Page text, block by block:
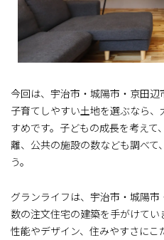
今回は、宇治市・城陽市・京田辺
子育てしやすい土地を選ぶなら
すめです。子どもの成長を考え
離、公共の施設の数なども調べ
う。
グランライフは、宇治市・城陽
数の注文住宅の建築を手がけて
性能やデザイン、住みやすさに